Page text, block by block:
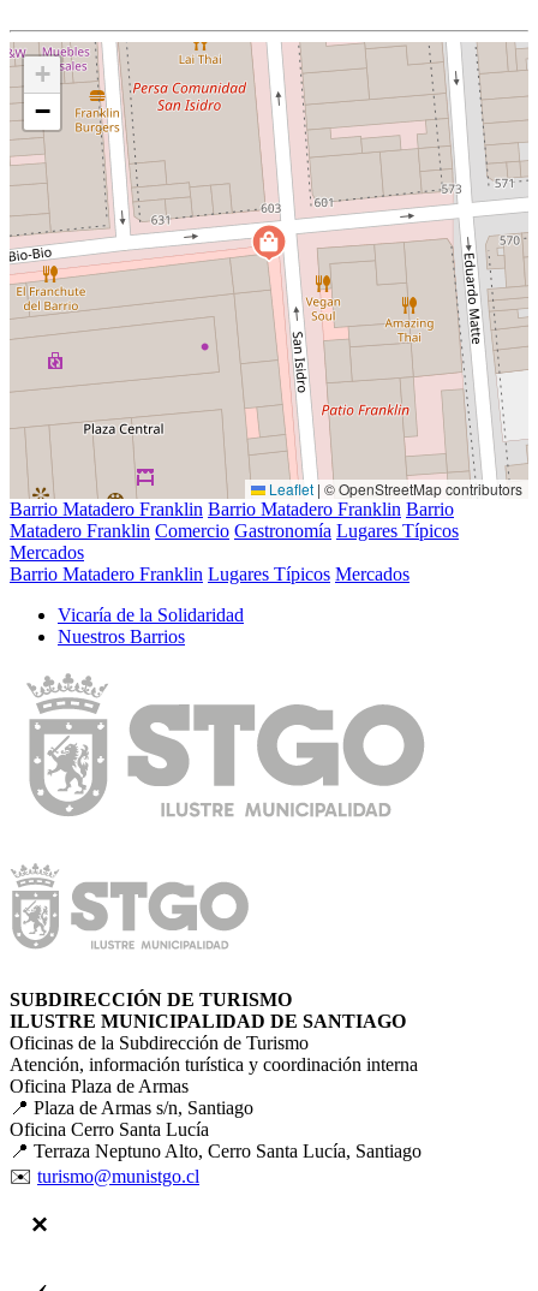
+
−
Leaflet | © OpenStreetMap contributors
Barrio Matadero Franklin Barrio Matadero Franklin Barrio
Matadero Franklin Comercio Gastronomía Lugares Típicos
Mercados
Barrio Matadero Franklin Lugares Típicos Mercados
Vicarí­a de la Solidaridad
Nuestros Barrios
SUBDIRECCIÓN DE TURISMO
ILUSTRE MUNICIPALIDAD DE SANTIAGO
Oficinas de la Subdirección de Turismo
Atención, información turística y coordinación interna
Oficina Plaza de Armas
📍 Plaza de Armas s/n, Santiago
Oficina Cerro Santa Lucía
📍 Terraza Neptuno Alto, Cerro Santa Lucía, Santiago
✉️ turismo@munistgo.cl